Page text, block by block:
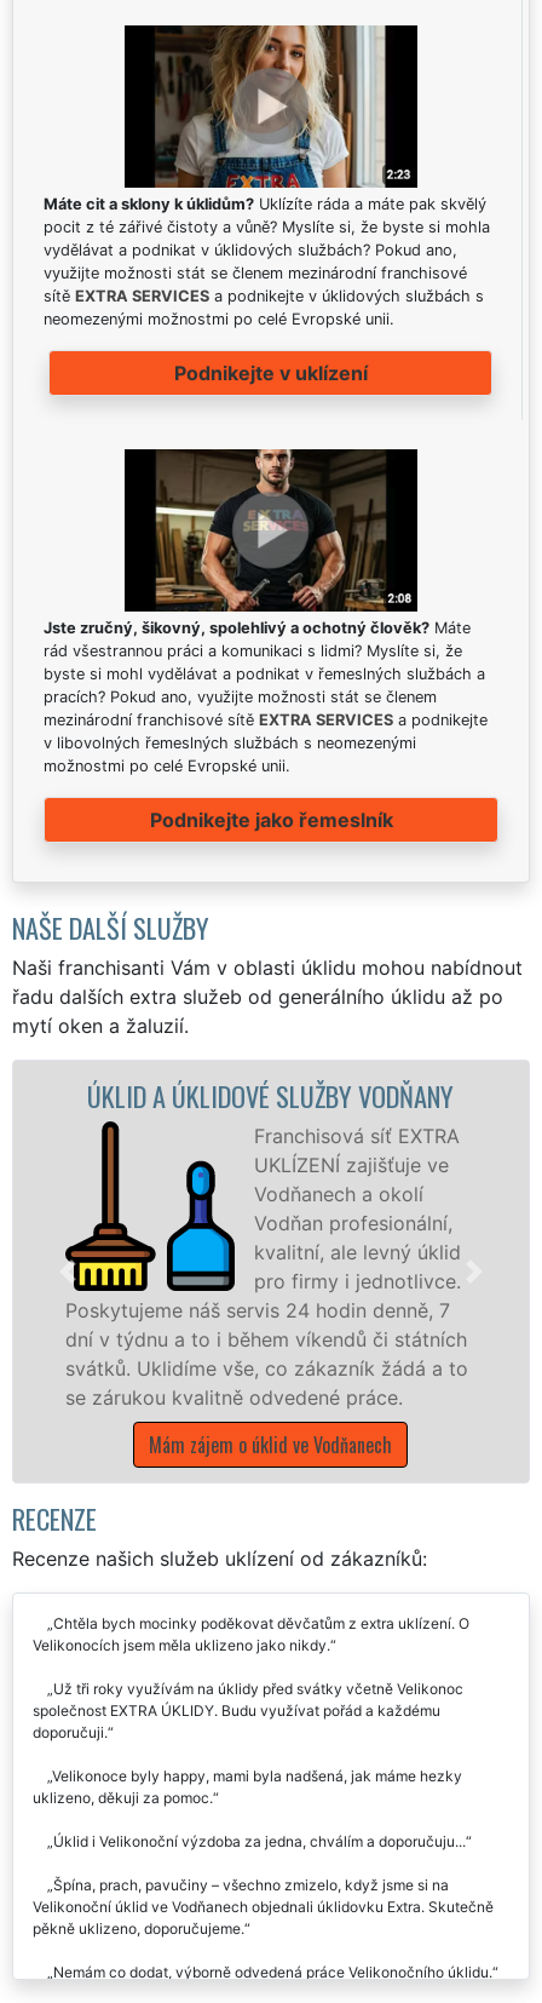
Máte cit a sklony k úklidům? Uklízíte ráda a máte pak skvělý
pocit z té zářivé čistoty a vůně? Myslíte si, že byste si mohla
vydělávat a podnikat v úklidových službách? Pokud ano,
využijte možnosti stát se členem mezinárodní franchisové
sítě EXTRA SERVICES a podnikejte v úklidových službách s
neomezenými možnostmi po celé Evropské unii.
Podnikejte v uklízení
Jste zručný, šikovný, spolehlivý a ochotný člověk? Máte
rád všestrannou práci a komunikaci s lidmi? Myslíte si, že
byste si mohl vydělávat a podnikat v řemeslných službách a
pracích? Pokud ano, využijte možnosti stát se členem
mezinárodní franchisové sítě EXTRA SERVICES a podnikejte
v libovolných řemeslných službách s neomezenými
možnostmi po celé Evropské unii.
Podnikejte jako řemeslník
NAŠE DALŠÍ SLUŽBY
Naši franchisanti Vám v oblasti úklidu mohou nabídnout
řadu dalších extra služeb od generálního úklidu až po
mytí oken a žaluzií.
SLUŽBY VODŇANY
Franchisová síť EXTRA
UKLÍZENÍ zajišťuje ve
Vodňanech a okolí
Vodňan profesionální,
kvalitní, ale levný úklid
pro firmy i jednotlivce.
24 hodin denně, 7
víkendů či státních
co zákazník žádá a to
odvedené práce.
úklid ve Vodňanech
ÚKLIDOVÁ
nabízíme pro
státní podniky, ale i
Jihočeském kraji s
Mám zájem o
RECENZE
Recenze našich služeb uklízení od zákazníků:
Chtěla bych mocinky poděkovat děvčatům z extra uklízení. O
Velikonocích jsem měla uklizeno jako nikdy.
Už tři roky využívám na úklidy před svátky včetně Velikonoc
společnost EXTRA ÚKLIDY. Budu využívat pořád a každému
doporučuji.
Velikonoce byly happy, mami byla nadšená, jak máme hezky
uklizeno, děkuji za pomoc.
Úklid i Velikonoční výzdoba za jedna, chválím a doporučuju...
Špína, prach, pavučiny – všechno zmizelo, když jsme si na
Velikonoční úklid ve Vodňanech objednali úklidovku Extra. Skutečně
pěkně uklizeno, doporučujeme.
Nemám co dodat, výborně odvedená práce Velikonočního úklidu.